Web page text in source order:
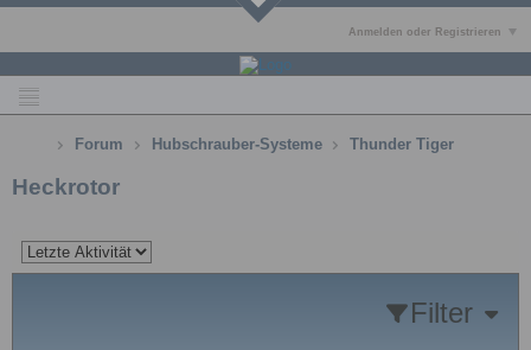
Anmelden oder Registrieren
Forum Hubschrauber-Systeme Thunder Tiger
Heckrotor
Filter